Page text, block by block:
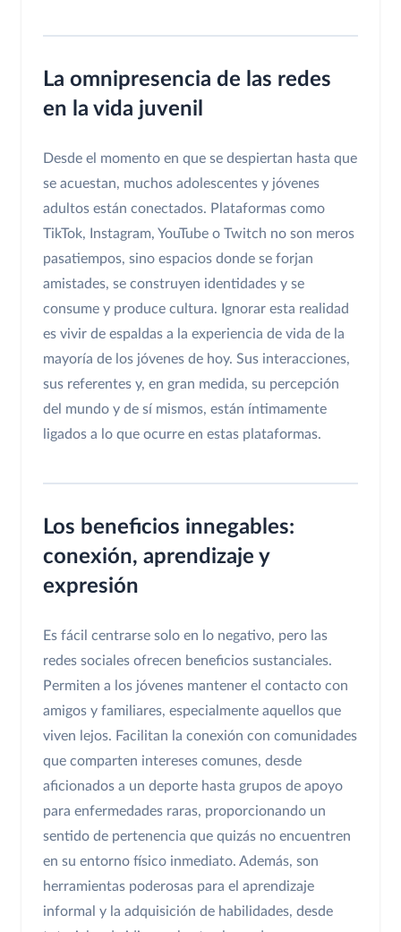
La omnipresencia de las redes
en la vida juvenil
Desde el momento en que se despiertan hasta que
se acuestan, muchos adolescentes y jóvenes
adultos están conectados. Plataformas como
TikTok, Instagram, YouTube o Twitch no son meros
pasatiempos, sino espacios donde se forjan
amistades, se construyen identidades y se
consume y produce cultura. Ignorar esta realidad
es vivir de espaldas a la experiencia de vida de la
mayoría de los jóvenes de hoy. Sus interacciones,
sus referentes y, en gran medida, su percepción
del mundo y de sí mismos, están íntimamente
ligados a lo que ocurre en estas plataformas.
Los beneficios innegables:
conexión, aprendizaje y
expresión
Es fácil centrarse solo en lo negativo, pero las
redes sociales ofrecen beneficios sustanciales.
Permiten a los jóvenes mantener el contacto con
amigos y familiares, especialmente aquellos que
viven lejos. Facilitan la conexión con comunidades
que comparten intereses comunes, desde
aficionados a un deporte hasta grupos de apoyo
para enfermedades raras, proporcionando un
sentido de pertenencia que quizás no encuentren
en su entorno físico inmediato. Además, son
herramientas poderosas para el aprendizaje
informal y la adquisición de habilidades, desde